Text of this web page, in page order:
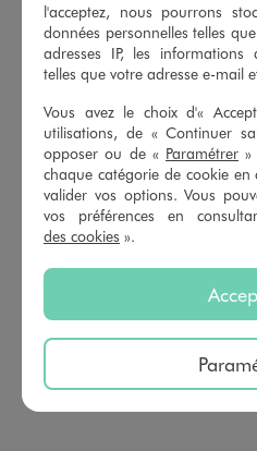
Basé sur6
avis soumis à un
contrôle
Voir tous les avis sur ce site
étoiles
4étoiles
3étoiles
2étoiles
1étoile
Trier les avis
l'acceptez, nous pourrons
données personnelles telles
adresses IP, les
telles que votre adresse e-mail
Vous avez le choix d'«
utilisations, de « Continuer
opposer ou de « Paramétrer »
chaque catégorie de cookie
valider vos options. Vous
vos préférences en
des cookies ».